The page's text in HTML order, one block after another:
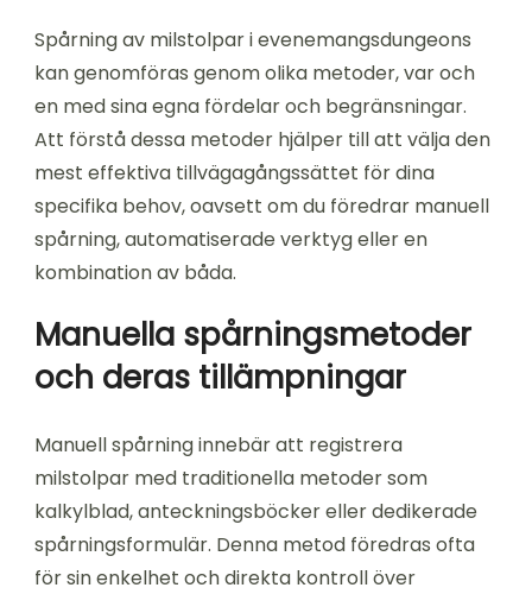
Spårning av milstolpar i evenemangsdungeons
kan genomföras genom olika metoder, var och
en med sina egna fördelar och begränsningar.
Att förstå dessa metoder hjälper till att välja den
mest effektiva tillvägagångssättet för dina
specifika behov, oavsett om du föredrar manuell
spårning, automatiserade verktyg eller en
kombination av båda.
Manuella spårningsmetoder
och deras tillämpningar
Manuell spårning innebär att registrera
milstolpar med traditionella metoder som
kalkylblad, anteckningsböcker eller dedikerade
spårningsformulär. Denna metod föredras ofta
för sin enkelhet och direkta kontroll över